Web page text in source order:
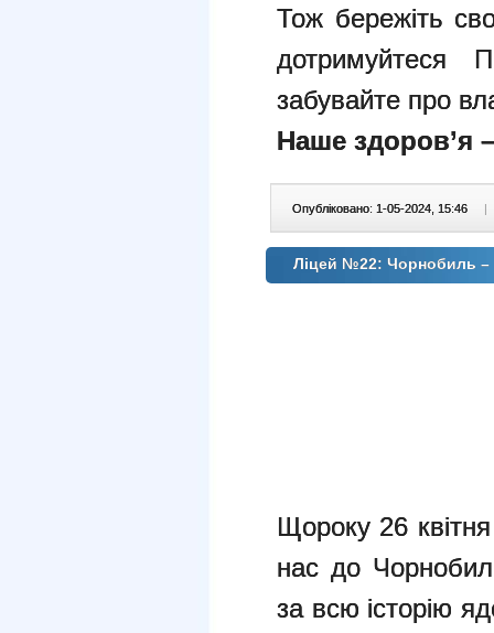
Тож бережіть
дотримуйтеся
забувайте про
Наше здоров’я
Опубліковано: 1-05-2024, 15:46 |
Ліцей №22: Чорнобиль –
Щороку 26
нас до
за всю історію